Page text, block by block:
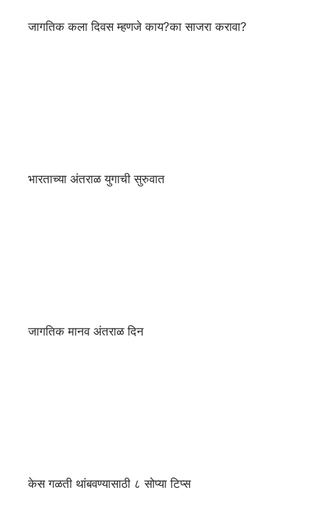
जागतिक कला दिवस म्हणजे काय?का साजरा करावा?
भारताच्या अंतराळ युगाची सुरुवात
जागतिक मानव अंतराळ दिन
केस गळती थांबवण्यासाठी ८ सोप्या टिप्स